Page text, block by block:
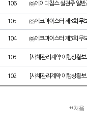
106 ㈜에이디칩스 실권주 일반
105 ㈜에코마이스터 제3회 무
104 ㈜에코마이스터 제3회 무
103 [사채관리계약 이행상황
102 [사채관리계약 이행상황
처음